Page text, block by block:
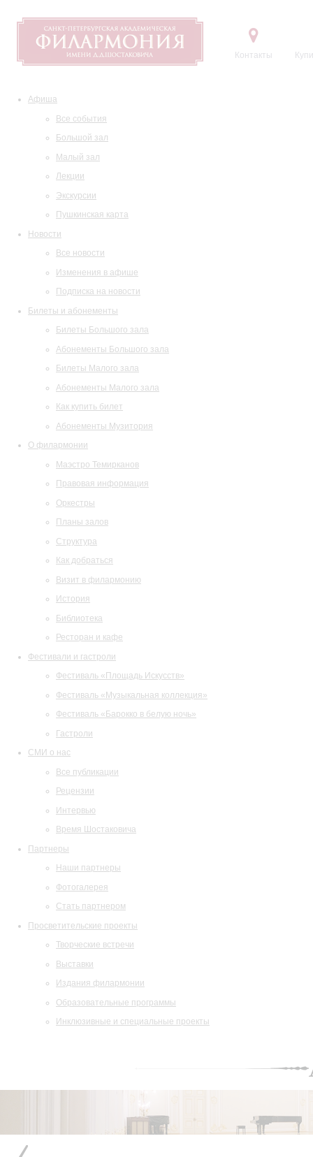
Контакты
Афиша
Все события
Большой зал
Малый зал
Лекции
Экскурсии
Пушкинская карта
Новости
Все новости
Изменения в афише
Подписка на новости
Билеты и абонементы
Билеты Большого зала
Абонементы Большого зала
Билеты Малого зала
Абонементы Малого зала
Как купить билет
Абонементы Музитория
О филармонии
Маэстро Темирканов
Правовая информация
Оркестры
Планы залов
Структура
Как добраться
Визит в филармонию
История
Библиотека
Ресторан и кафе
Фестивали и гастроли
Фестиваль «Площадь Искусств»
Фестиваль «Музыкальная коллекция»
Фестиваль «Барокко в белую ночь»
Гастроли
СМИ о нас
Все публикации
Рецензии
Интервью
Время Шостаковича
Партнеры
Наши партнеры
Фотогалерея
Стать партнером
Просветительские проекты
Творческие встречи
Выставки
Издания филармонии
Образовательные программы
Инклюзивные и специальные проекты